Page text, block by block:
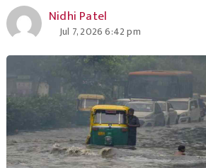
Nidhi Patel
Jul 7, 2026 6:42 pm